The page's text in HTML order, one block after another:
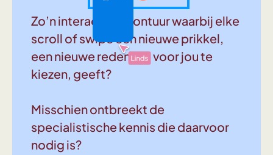
Zo’n interactief avontuur waarbij elke
scroll of swipe een nieuwe prikkel,
een nieuwe reden om voor jou te
kiezen, geeft?
Misschien ontbreekt de
specialistische kennis die daarvoor
nodig is?